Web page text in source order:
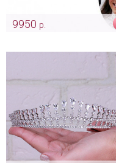
9950 р.